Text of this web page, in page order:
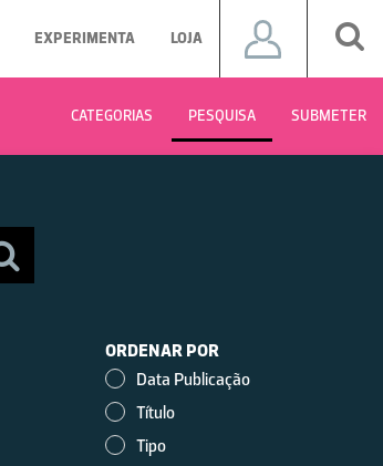
EXPERIMENTA LOJA
CATEGORIAS PESQUISA
ORDENAR POR
Data Publicação
Título
Tipo
SUBMETER